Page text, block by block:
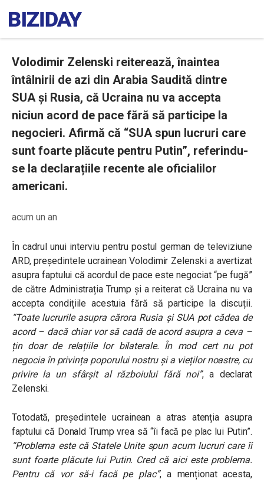
Volodimir Zelenski reiterează, înaintea
întâlnirii de azi din Arabia Saudită dintre
SUA și Rusia, că Ucraina nu va accepta
niciun acord de pace fără să participe la
negocieri. Afirmă că “SUA spun lucruri care
sunt foarte plăcute pentru Putin”, referindu-
se la declarațiile recente ale oficialilor
americani.
acum un an
În cadrul unui interviu pentru postul german de televiziune
ARD, președintele ucrainean Volodimir Zelenski a avertizat
asupra faptului că acordul de pace este negociat “pe fugă”
de către Administrația Trump și a reiterat că Ucraina nu va
accepta condițiile acestuia fără să participe la discuții.
“Toate lucrurile asupra cărora Rusia și SUA pot cădea de
acord – dacă chiar vor să cadă de acord asupra a ceva –
țin doar de relațiile lor bilaterale. În mod cert nu pot
negocia în privința poporului nostru și a vieților noastre, cu
privire la un sfârșit al războiului fără noi”, a declarat
Zelenski.
Totodată, președintele ucrainean a atras atenția asupra
faptului că Donald Trump vrea să “îi facă pe plac lui Putin”.
“Problema este că Statele Unite spun acum lucruri care îi
sunt foarte plăcute lui Putin. Cred că aici este problema.
Pentru că vor să-i facă pe plac”, a menționat acesta,